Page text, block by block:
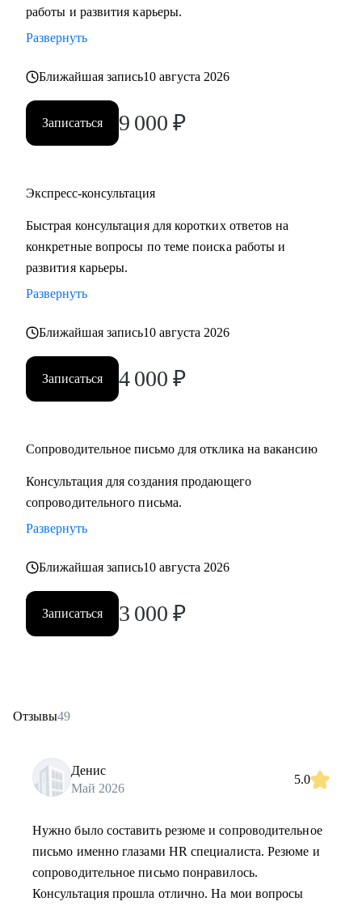
работы и развития карьеры.
Развернуть
Ближайшая запись10 августа 2026
Записаться 9 000 ₽
Экспресс-консультация
Быстрая консультация для коротких ответов на
конкретные вопросы по теме поиска работы и
развития карьеры.
Развернуть
Ближайшая запись10 августа 2026
Записаться 4 000 ₽
Сопроводительное письмо для отклика на вакансию
Консультация для создания продающего
сопроводительного письма.
Развернуть
Ближайшая запись10 августа 2026
Записаться 3 000 ₽
Отзывы49
Денис
Май 2026
5.0
Нужно было составить резюме и сопроводительное
письмо именно глазами HR специалиста. Резюме и
сопроводительное письмо понравилось.
Консультация прошла отлично. На мои вопросы